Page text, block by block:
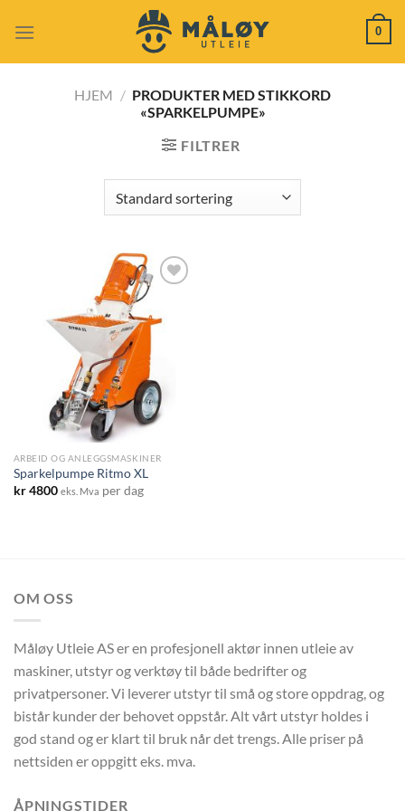
0
HJEM / PRODUKTER MED STIKKORD
«SPARKELPUMPE»
FILTRER
ARBEID OG ANLEGGSMASKINER
Sparkelpumpe Ritmo XL
kr4800 eks. Mva per dag
OM OSS
Måløy Utleie AS er en profesjonell aktør innen utleie av
maskiner, utstyr og verktøy til både bedrifter og
privatpersoner. Vi leverer utstyr til små og store oppdrag, og
bistår kunder der behovet oppstår. Alt vårt utstyr holdes i
god stand og er klart til bruk når det trengs. Alle priser på
nettsiden er oppgitt eks. mva.
ÅPNINGSTIDER